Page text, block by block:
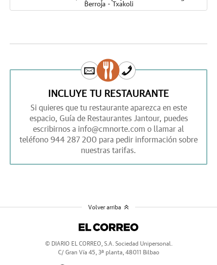
Berroja - Txakoli
INCLUYE TU RESTAURANTE
Si quieres que tu restaurante aparezca en este
espacio, Guía de Restaurantes Jantour, puedes
escribirnos a info@cmnorte.com o llamar al
teléfono 944 287 200 para pedir información sobre
nuestras tarifas.
© DIARIO EL CORREO, S.A. Sociedad Unipersonal.
C/ Gran Vía 45, 3ª planta, 48011 Bilbao
Volver arriba